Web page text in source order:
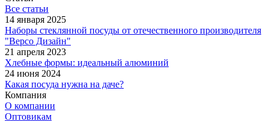
Все статьи
14 января 2025
Наборы стеклянной посуды от отечественного производителя
"Версо Дизайн"
21 апреля 2023
Хлебные формы: идеальный алюминий
24 июня 2024
Какая посуда нужна на даче?
Компания
О компании
Оптовикам